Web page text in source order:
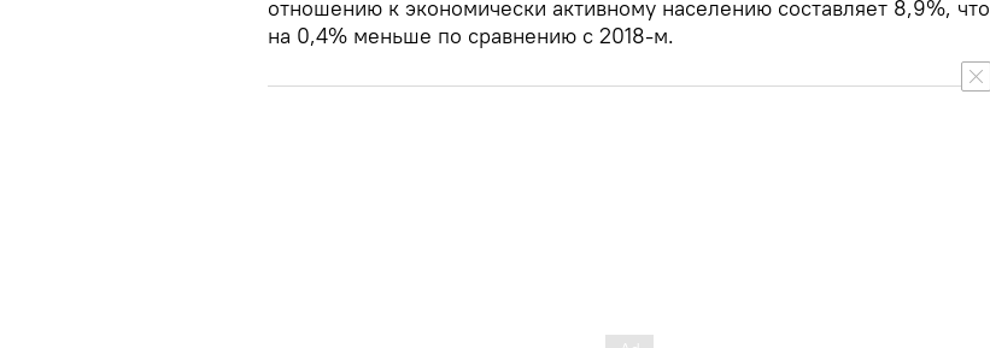
отношению к экономически активному населению составляет 8,9%, что
на 0,4% меньше по сравнению с 2018-м.